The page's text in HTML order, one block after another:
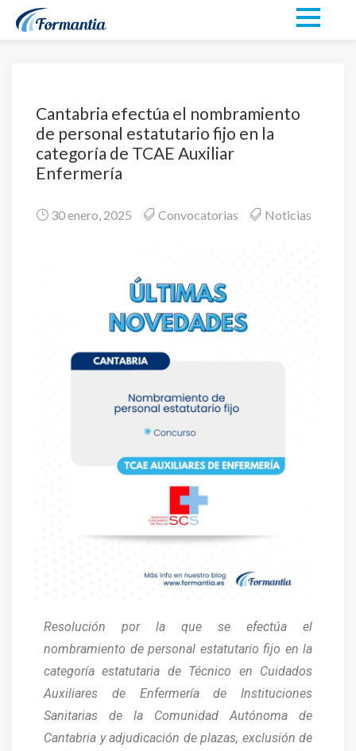
Cantabria efectúa el nombramiento
de personal estatutario fijo en la
categoría de TCAE Auxiliar
Enfermería
30 enero, 2025 Convocatorias Noticias
Resolución por la que se efectúa el
nombramiento de personal estatutario fijo en la
categoría estatutaria de Técnico en Cuidados
Auxiliares de Enfermería de Instituciones
Sanitarias de la Comunidad Autónoma de
Cantabria y adjudicación de plazas, exclusión de